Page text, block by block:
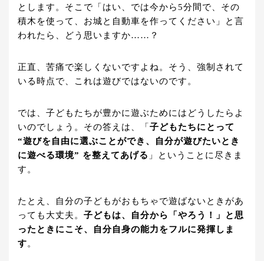
とします。そこで「はい、では今から5分間で、その
積木を使って、お城と自動車を作ってください」と言
われたら、どう思いますか……？
正直、苦痛で楽しくないですよね。そう、強制されて
いる時点で、これは遊びではないのです。
では、子どもたちが豊かに遊ぶためにはどうしたらよ
いのでしょう。その答えは、「子どもたちにとって
“遊びを自由に選ぶことができ、自分が遊びたいとき
に遊べる環境” を整えてあげる 」ということに尽きま
す。
たとえ、自分の子どもがおもちゃで遊ばないときがあ
っても大丈夫。 子どもは、自分から「やろう！」と思
ったときにこそ、自分自身の能力をフルに発揮しま
す。